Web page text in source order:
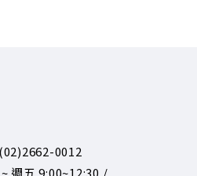
0012
週五 9:00~12:30 /